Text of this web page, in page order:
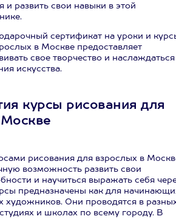
и развить свои навыки в этой
сертификат на уроки и
в Москве предоставляет
свое творчество и наслаждаться
искусства.
курсы рисования для
рисования для взрослых в
возможность развить свои
и научиться выражать себя
предназначены как для
художников. Они проводятся в
и школах по всему городу. В